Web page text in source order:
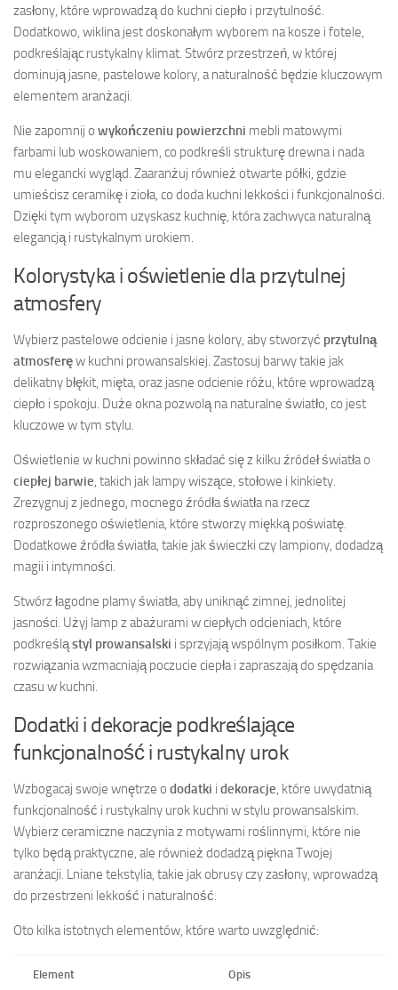
zasłony, które wprowadzą do kuchni ciepło i przytulność.
Dodatkowo, wiklina jest doskonałym wyborem na kosze i fotele,
podkreślając rustykalny klimat. Stwórz przestrzeń, w której
dominują jasne, pastelowe kolory, a naturalność będzie kluczowym
elementem aranżacji.
Nie zapomnij o wykończeniu powierzchni mebli matowymi
farbami lub woskowaniem, co podkreśli strukturę drewna i nada
mu elegancki wygląd. Zaaranżuj również otwarte półki, gdzie
umieścisz ceramikę i zioła, co doda kuchni lekkości i funkcjonalności.
Dzięki tym wyborom uzyskasz kuchnię, która zachwyca naturalną
elegancją i rustykalnym urokiem.
Kolorystyka i oświetlenie dla przytulnej
atmosfery
Wybierz pastelowe odcienie i jasne kolory, aby stworzyć przytulną
atmosferęw kuchni prowansalskiej. Zastosuj barwy takie jak
delikatny błękit, mięta, oraz jasne odcienie różu, które wprowadzą
ciepło i spokoju. Duże okna pozwolą na naturalne światło, co jest
kluczowe w tym stylu.
Oświetlenie w kuchni powinno składać się z kilku źródeł światła o
ciepłej barwie , takich jak lampy wiszące, stołowe i kinkiety.
Zrezygnuj z jednego, mocnego źródła światła na rzecz
rozproszonego oświetlenia, które stworzy miękką poświatę.
Dodatkowe źródła światła, takie jak świeczki czy lampiony, dodadzą
magii i intymności.
Stwórz łagodne plamy światła, aby uniknąć zimnej, jednolitej
jasności. Użyj lamp z abażurami w ciepłych odcieniach, które
podkreśląstyl prowansalski i sprzyjają wspólnym posiłkom. Takie
rozwiązania wzmacniają poczucie ciepła i zapraszają do spędzania
czasu w kuchni.
Dodatki i dekoracje podkreślające
funkcjonalność i rustykalny urok
Wzbogacaj swoje wnętrze o dodatki i dekoracje , które uwydatnią
funkcjonalność i rustykalny urok kuchni w stylu prowansalskim.
Wybierz ceramiczne naczynia z motywami roślinnymi, które nie
tylko będą praktyczne, ale również dodadzą piękna Twojej
aranżacji. Lniane tekstylia, takie jak obrusy czy zasłony, wprowadzą
do przestrzeni lekkość i naturalność.
Oto kilka istotnych elementów, które warto uwzględnić:
Element Opis